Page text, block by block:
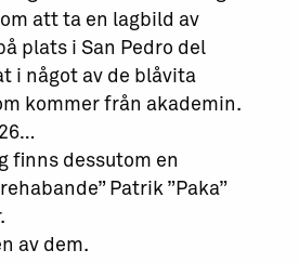
att ta en lagbild av
plats i San Pedro del
i något av de blåvita
kommer från akademin.
finns dessutom en
Patrik ”Paka”
av dem.